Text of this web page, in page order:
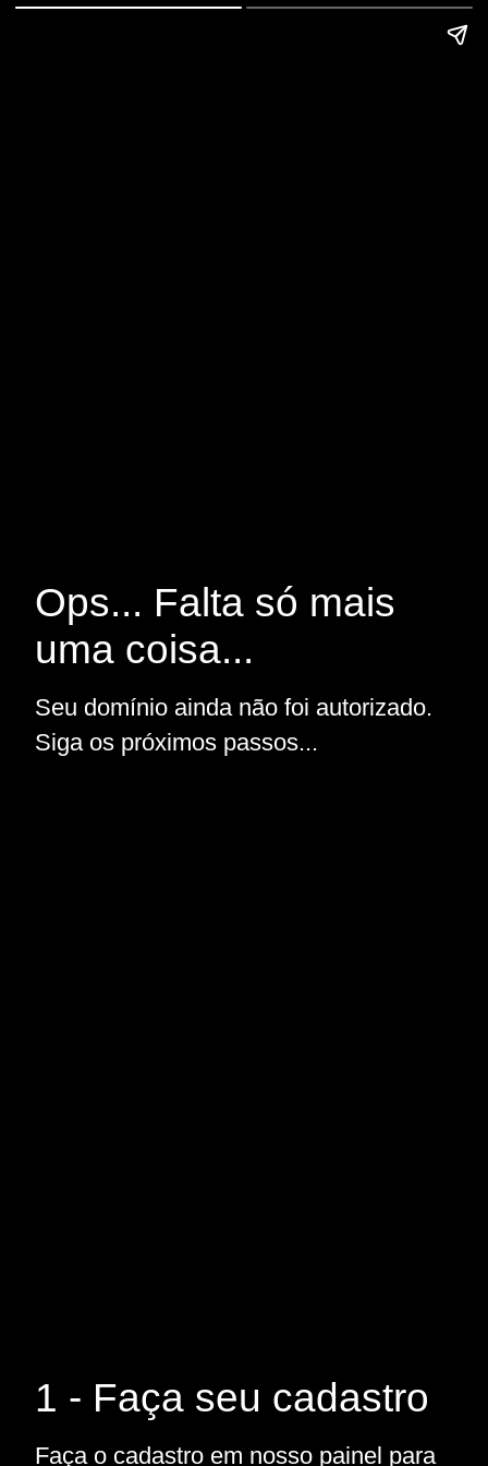
Ops... Falta só mais
uma coisa...
Seu domínio ainda não foi autorizado.
Siga os próximos passos...
1 - Faça seu cadastro
Faça o cadastro em nosso painel para